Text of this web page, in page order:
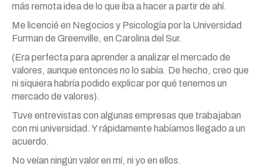
más remota idea de lo que iba a hacer a partir de ahí.
Me licencié en Negocios y Psicología por la Universidad
Furman de Greenville, en Carolina del Sur.
(Era perfecta para aprender a analizar el mercado de
valores, aunque entonces no lo sabía. De hecho, creo que
ni siquiera habría podido explicar por qué tenemos un
mercado de valores).
Tuve entrevistas con algunas empresas que trabajaban
con mi universidad. Y rápidamente habíamos llegado a un
acuerdo.
No veían ningún valor en mí, ni yo en ellos.